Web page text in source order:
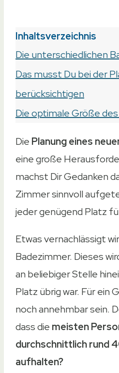
Inhaltsverzeichnis
Die unterschiedlichen
Das musst Du bei der
berücksichtigen
Die optimale Größe
Die Planung eines
eine große
machst Dir Gedanken
Zimmer sinnvoll
jeder genügend Platz
Etwas vernachlässigt
Badezimmer. Dieses
an beliebiger Stelle
Platz übrig war. Für ein
noch annehmbar sein.
dass die meisten
durchschnittlich rund
aufhalten?